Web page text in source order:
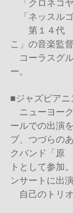
「ネッスル
第１４代 歌
こ」の音楽監督
コーラスグ
ー。
■ジャズピア
ニューヨー
ールでの出演
プ、つづらの
クバンド「原
トとして参加
ンサートに出演
自己のトリ